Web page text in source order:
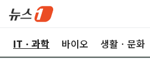
ITㆍ과학 바이오 생활ㆍ문화